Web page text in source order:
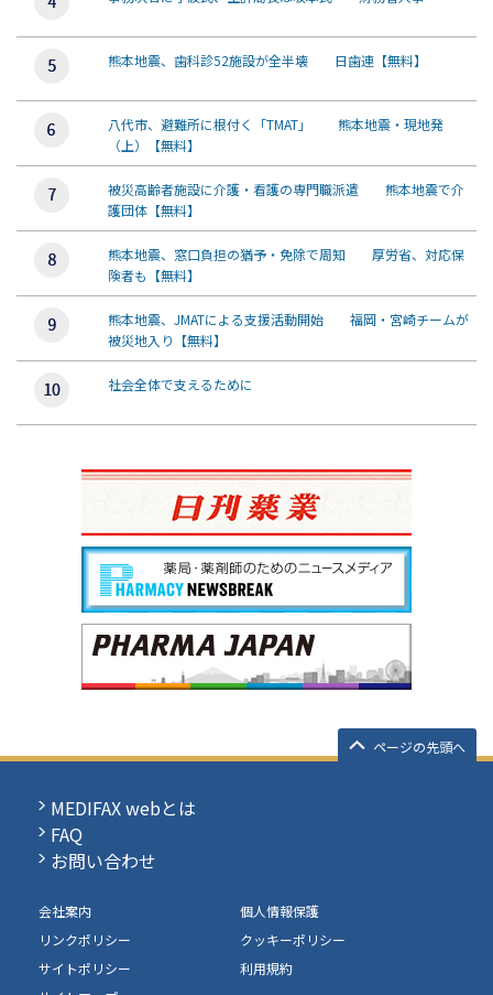
熊本地震、歯科診52施設が全半壊 日歯連【無料】
八代市、避難所に根付く「TMAT」 熊本地震・現地発
（上）【無料】
被災高齢者施設に介護・看護の専門職派遣 熊本地震で介
護団体【無料】
熊本地震、窓口負担の猶予・免除で周知 厚労省、対応保
険者も【無料】
熊本地震、JMATによる支援活動開始 福岡・宮崎チームが
被災地入り【無料】
社会全体で支えるために
ページの先頭へ
MEDIFAX webとは
FAQ
お問い合わせ
会社案内
個人情報保護
リンクポリシー
クッキーポリシー
サイトポリシー
利用規約